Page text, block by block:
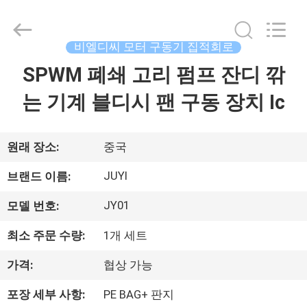
품
소
개
Technology
비엘디씨 모터 구동기 집적회로
SPWM 폐쇄 고리 펌프 잔디 깎
는 기계 블디시 팬 구동 장치 Ic
원래 장소: 중국
브랜드 이름: JUYI
모델 번호: JY01
최소 주문 수량: 1개 세트
가격: 협상 가능
포장 세부 사항: PE BAG+ 판지